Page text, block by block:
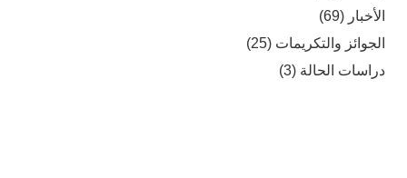
الأخبار (69)
الجوائز والتكريمات (25)
دراسات الحالة (3)